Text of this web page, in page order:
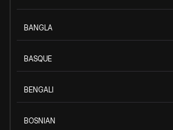
BANGLA
BASQUE
BENGALI
BOSNIAN